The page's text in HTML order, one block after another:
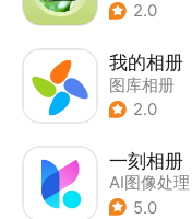
2.0
我的相册
图库相册
2.0
一刻相册
AI图像处理
5.0